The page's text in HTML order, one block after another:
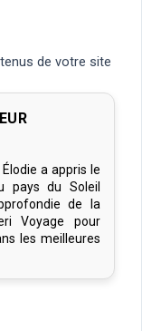
de votre site
a appris le
pays du Soleil
de la
Voyage pour
les meilleures